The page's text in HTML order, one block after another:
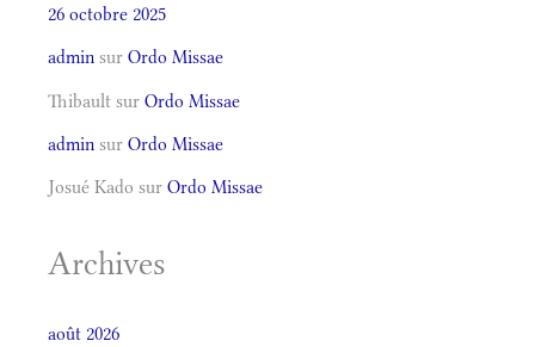
26 octobre 2025
admin sur Ordo Missae
Thibault sur Ordo Missae
admin sur Ordo Missae
Josué Kado sur Ordo Missae
Archives
août 2026